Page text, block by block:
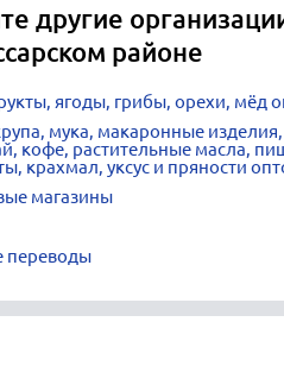
другие
районе
ягоды, грибы, орехи, мёд
мука, макаронные изделия,
кофе, растительные масла,
крахмал, уксус и пряности
магазины
переводы